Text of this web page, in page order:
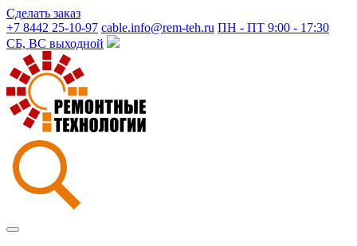
Сделать заказ
+7 8442 25-10-97 cable.info@rem-teh.ru ПН - ПТ 9:00 - 17:30
СБ, ВС выходной